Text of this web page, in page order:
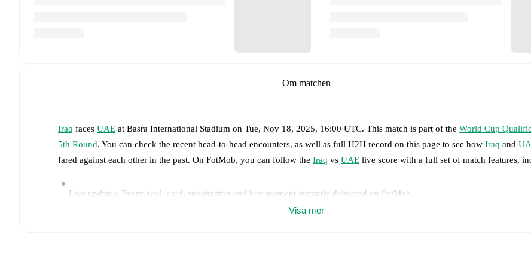
Om matchen
Iraq faces UAE at Basra International Stadium on Tue, Nov 18, 2025, 16:00 UTC. This match is part of the World Cup
5th Round. You can check the recent head-to-head encounters, as well as full H2H record on this page to see how Iraq and
fared against each other in the past. On FotMob, you can follow the Iraq vs UAE live score with a full set of match features,
Live updates: Every goal, card, substitution and key moment instantly delivered on FotMob.
Visa mer